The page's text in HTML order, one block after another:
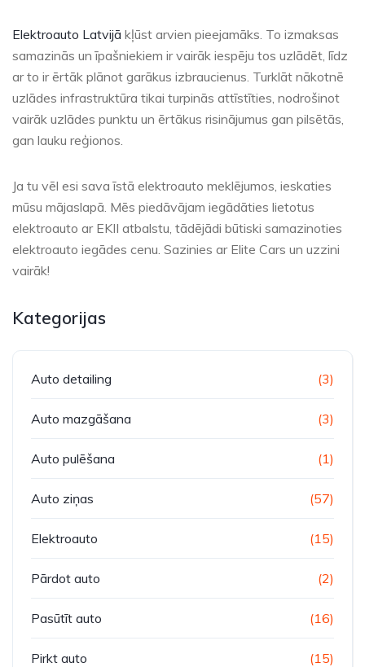
Elektroauto Latvijā kļūst arvien pieejamāks. To izmaksas
samazinās un īpašniekiem ir vairāk iespēju tos uzlādēt, līdz
ar to ir ērtāk plānot garākus izbraucienus. Turklāt nākotnē
uzlādes infrastruktūra tikai turpinās attīstīties, nodrošinot
vairāk uzlādes punktu un ērtākus risinājumus gan pilsētās,
gan lauku reģionos.
Ja tu vēl esi sava īstā elektroauto meklējumos, ieskaties
mūsu mājaslapā. Mēs piedāvājam iegādāties lietotus
elektroauto ar EKII atbalstu, tādējādi būtiski samazinoties
elektroauto iegādes cenu. Sazinies ar Elite Cars un uzzini
vairāk!
Kategorijas
Auto detailing (3)
Auto mazgāšana (3)
Auto pulēšana (1)
Auto ziņas (57)
Elektroauto (15)
Pārdot auto (2)
Pasūtīt auto (16)
Pirkt auto (15)